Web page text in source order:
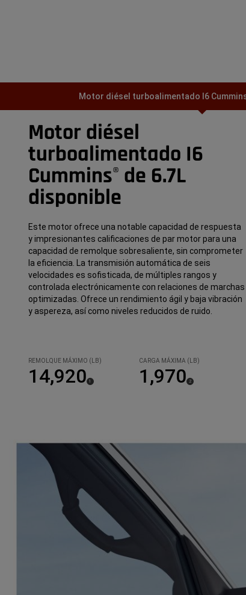
Motor diésel turboalimentado I6
Motor diésel
turboalimentado I6
Cummins® de 6.7L
disponible
Este motor ofrece una notable capacidad de respuesta
y impresionantes calificaciones de par motor para una
capacidad de remolque sobresaliente, sin comprometer
la eficiencia. La transmisión automática de seis
velocidades es sofisticada, de múltiples rangos y
controlada electrónicamente con relaciones de marchas
optimizadas. Ofrece un rendimiento ágil y baja vibración
y aspereza, así como niveles reducidos de ruido.
REMOLQUE MÁXIMO (LB)
14,920 (
Disclosure
1 )
CARGA MÁXIMA (LB)
1,970 (
Disclosure
2)